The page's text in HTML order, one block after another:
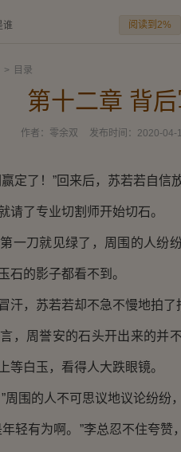
谁 阅读到2%
> 目录
第十二章 背
作者： 零余双 发布时间： 2020-04-
了！”回来后，苏若若自信放
了专业切割师开始切石。
刀就见绿了，周围的人纷
石的影子都看不到。
，苏若若却不急不慢地拍了
周誉安的石头开出来的并
等白玉，看得人大跌眼镜。
围的人不可思议地议论纷纷
有为啊。”李总忍不住夸赞